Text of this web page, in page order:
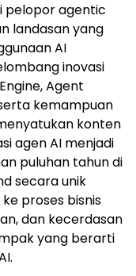
pelopor agentic
landasan yang
AI
inovasi
Agent
kemampuan
konten
agen AI menjadi
puluhan tahun di
secara unik
proses bisnis
dan kecerdasan
yang berarti